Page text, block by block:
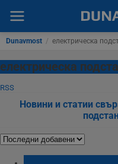
Dunavmost / електрическа
електрическа
RSS
Новини и статии